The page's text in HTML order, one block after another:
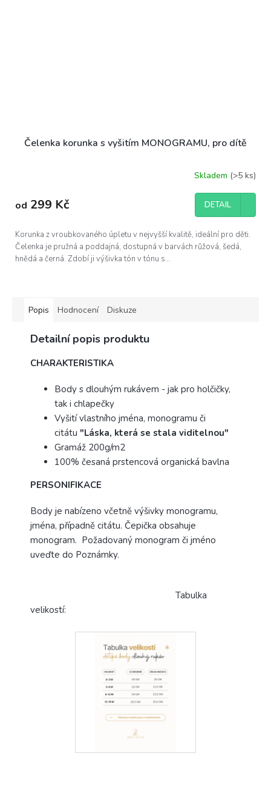
Čelenka korunka s vyšitím MONOGRAMU, pro dítě
produktu
je
z
5
hvězdiček.
Skladem (>5 ks)
od 299 Kč DETAIL
Korunka z vroubkovaného úpletu v nejvyšší kvalitě, ideální pro děti.
Čelenka je pružná a poddajná, dostupná v barvách růžová, šedá,
hnědá a černá. Zdobí ji výšivka tón v tónu s...
Popis Hodnocení Diskuze
Detailní popis produktu
CHARAKTERISTIKA
Body s dlouhým rukávem - jak pro holčičky,
tak i chlapečky
Vyšití vlastního jména, monogramu či
citátu "Láska, která se stala viditelnou"
Gramáž 200g/m2
100% česaná prstencová organická bavlna
PERSONIFIKACE
Body je nabízeno včetně výšivky monogramu,
jména, případně citátu. Čepička obsahuje
monogram. Požadovaný monogram či jméno
uveďte do Poznámky.
Tabulka
velikostí: